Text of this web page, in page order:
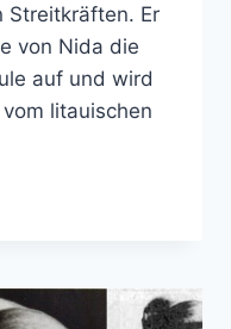
Streitkräften. Er
von Nida die
auf und wird
litauischen